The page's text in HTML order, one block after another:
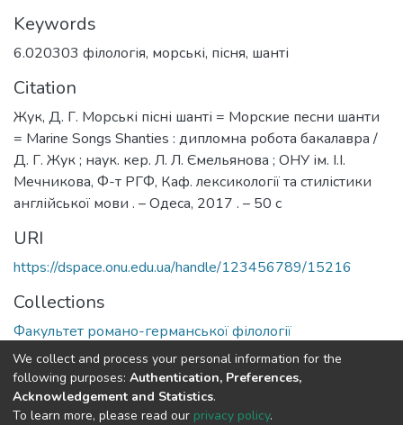
Keywords
6.020303 філологія, морські, пісня, шанті
Citation
Жук, Д. Г. Морські пісні шанті = Морские песни шанти
= Marine Songs Shanties : дипломна робота бакалавра /
Д. Г. Жук ; наук. кер. Л. Л. Ємельянова ; ОНУ ім. І.І.
Мечникова, Ф-т РГФ, Каф. лексикології та стилістики
англійської мови . – Одеса, 2017 . – 50 с
URI
https://dspace.onu.edu.ua/handle/123456789/15216
Collections
Факультет романо-германської філології
Full item page
We collect and process your personal information for the
following purposes: Authentication, Preferences,
Acknowledgement and Statistics.
To learn more, please read our privacy policy.